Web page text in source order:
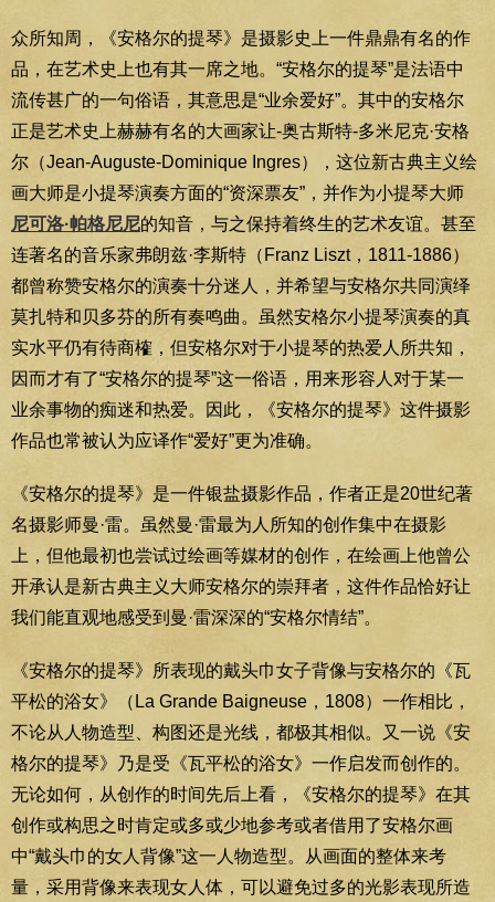
众所知周，《安格尔的提琴》是摄影史上一件鼎鼎有名的作
品，在艺术史上也有其一席之地。“安格尔的提琴”是法语中
流传甚广的一句俗语，其意思是“业余爱好”。其中的安格尔
正是艺术史上赫赫有名的大画家让-奥古斯特-多米尼克·安格
尔（Jean-Auguste-Dominique Ingres），这位新古典主义绘
画大师是小提琴演奏方面的“资深票友”，并作为小提琴大师
尼可洛·帕格尼尼的知音，与之保持着终生的艺术友谊。甚至
连著名的音乐家弗朗兹·李斯特（Franz Liszt，1811-1886）
都曾称赞安格尔的演奏十分迷人，并希望与安格尔共同演绎
莫扎特和贝多芬的所有奏鸣曲。虽然安格尔小提琴演奏的真
实水平仍有待商榷，但安格尔对于小提琴的热爱人所共知，
因而才有了“安格尔的提琴”这一俗语，用来形容人对于某一
业余事物的痴迷和热爱。因此，《安格尔的提琴》这件摄影
作品也常被认为应译作“爱好”更为准确。
《安格尔的提琴》是一件银盐摄影作品，作者正是20世纪著
名摄影师曼·雷。虽然曼·雷最为人所知的创作集中在摄影
上，但他最初也尝试过绘画等媒材的创作，在绘画上他曾公
开承认是新古典主义大师安格尔的崇拜者，这件作品恰好让
我们能直观地感受到曼·雷深深的“安格尔情结”。
《安格尔的提琴》所表现的戴头巾女子背像与安格尔的《瓦
平松的浴女》（La Grande Baigneuse，1808）一作相比，
不论从人物造型、构图还是光线，都极其相似。又一说《安
格尔的提琴》乃是受《瓦平松的浴女》一作启发而创作的。
无论如何，从创作的时间先后上看，《安格尔的提琴》在其
创作或构思之时肯定或多或少地参考或者借用了安格尔画
中“戴头巾的女人背像”这一人物造型。从画面的整体来考
量，采用背像来表现女人体，可以避免过多的光影表现所造